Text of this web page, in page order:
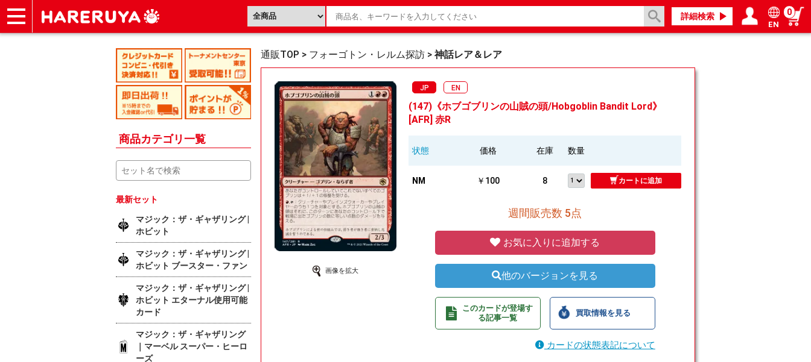
詳細検索
EN
0
商品カテゴリ一覧
通販TOP > フォーゴトン・レルム探訪 > 神話レア＆レア
画像を拡大
JP EN
(147)《ホブゴブリンの山賊の頭/Hobgoblin Bandit Lord》
[AFR] 赤R
状態 価格 在庫 数量
NM ￥100 8 カートに追加
週間販売数 5点
お気に入りに追加する
他のバージョンを見る
このカードが登場す
る記事一覧
買取情報を見る
カードの状態表記について